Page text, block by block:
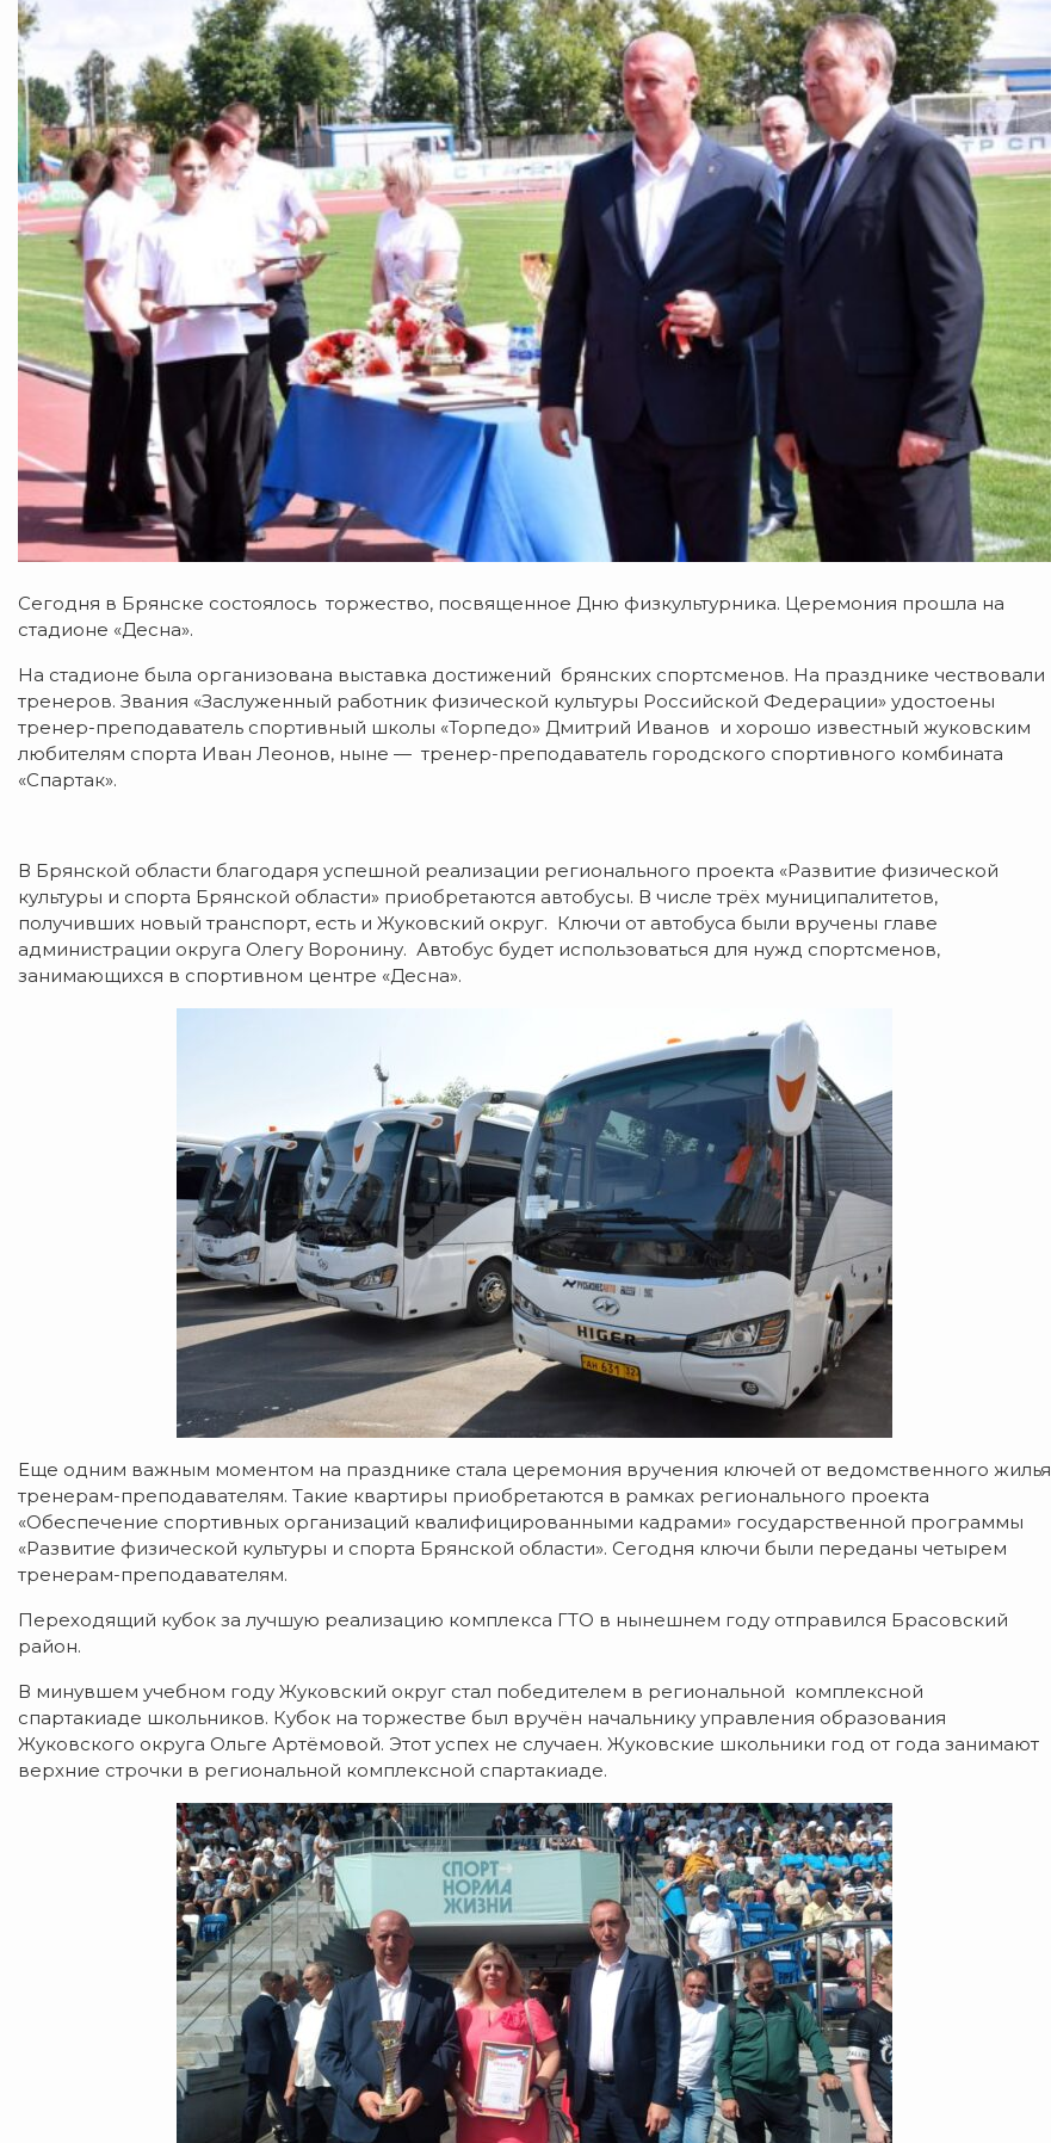
Сегодня в Брянске состоялось торжество, посвященное Дню физкультурника. Церемония прошла на
стадионе «Десна».
На стадионе была организована выставка достижений брянских спортсменов. На празднике чествовали
тренеров. Звания «Заслуженный работник физической культуры Российской Федерации» удостоены
тренер-преподаватель спортивный школы «Торпедо» Дмитрий Иванов и хорошо известный жуковским
любителям спорта Иван Леонов, ныне — тренер-преподаватель городского спортивного комбината
«Спартак».
В Брянской области благодаря успешной реализации регионального проекта «Развитие физической
культуры и спорта Брянской области» приобретаются автобусы. В числе трёх муниципалитетов,
получивших новый транспорт, есть и Жуковский округ. Ключи от автобуса были вручены главе
администрации округа Олегу Воронину. Автобус будет использоваться для нужд спортсменов,
занимающихся в спортивном центре «Десна».
Еще одним важным моментом на празднике стала церемония вручения ключей от ведомственного жилья
тренерам-преподавателям. Такие квартиры приобретаются в рамках регионального проекта
«Обеспечение спортивных организаций квалифицированными кадрами» государственной программы
«Развитие физической культуры и спорта Брянской области». Сегодня ключи были переданы четырем
тренерам-преподавателям.
Переходящий кубок за лучшую реализацию комплекса ГТО в нынешнем году отправился Брасовский
район.
В минувшем учебном году Жуковский округ стал победителем в региональной комплексной
спартакиаде школьников. Кубок на торжестве был вручён начальнику управления образования
Жуковского округа Ольге Артёмовой. Этот успех не случаен. Жуковские школьники год от года занимают
верхние строчки в региональной комплексной спартакиаде.